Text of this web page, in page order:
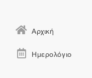
Αρχική
Ημερολόγιο